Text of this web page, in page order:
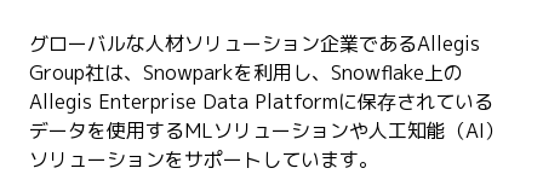
グローバルな人材ソリューション企業であるAllegis
Group社は、Snowparkを利用し、Snowflake上の
Allegis Enterprise Data Platformに保存されている
データを使用するMLソリューションや人工知能（AI）
ソリューションをサポートしています。